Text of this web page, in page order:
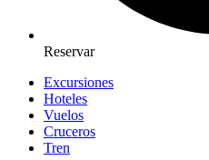
Reservar
Excursiones
Hoteles
Vuelos
Cruceros
Tren